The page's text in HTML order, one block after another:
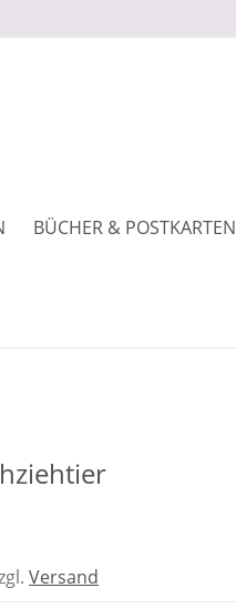
BÜCHER & POSTKARTEN
Versand